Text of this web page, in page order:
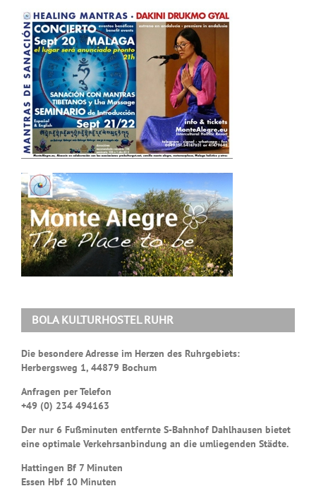
BOLA KULTURHOSTEL RUHR
Die besondere Adresse im Herzen des Ruhrgebiets:
Herbergsweg 1, 44879 Bochum
Anfragen per Telefon
+49 (0) 234 494163
Der nur 6 Fußminuten entfernte S-Bahnhof Dahlhausen bietet
eine optimale Verkehrsanbindung an die umliegenden Städte.
Hattingen Bf 7 Minuten
Essen Hbf 10 Minuten